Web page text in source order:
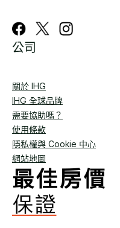
公司
關於 IHG
IHG 全球品牌
需要協助嗎？
使用條款
隱私權與 Cookie 中心
網站地圖